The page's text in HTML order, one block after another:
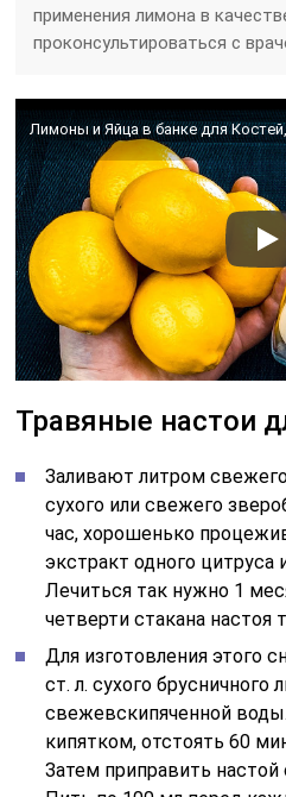
применения лимона в
проконсультироваться с
Травяные настои
Заливают литром
сухого или свежего
час, хорошенько
экстракт одного цитруса
Лечиться так нужно 1
четверти стакана
Для изготовления этого
ст. л. сухого брусничного
свежевскипяченной
кипятком, отстоять 60
Затем приправить